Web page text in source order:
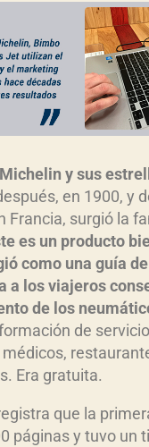
y sus
en 1900, y
Francia, surgió la
es un producto
como una guía
a los viajeros
de los
de
Era gratuita.
que la
páginas y tuvo un